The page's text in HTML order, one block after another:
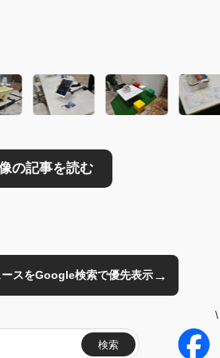
スをGoogle検索で優先表示→
検索
\